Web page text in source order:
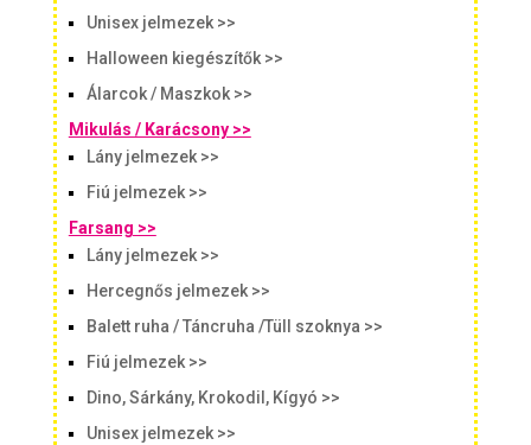
Unisex jelmezek >>
Halloween kiegészítők >>
Álarcok / Maszkok >>
Mikulás / Karácsony >>
Lány jelmezek >>
Fiú jelmezek >>
Farsang >>
Lány jelmezek >>
Hercegnős jelmezek >>
Balett ruha / Táncruha /Tüll szoknya >>
Fiú jelmezek >>
Dino, Sárkány, Krokodil, Kígyó >>
Unisex jelmezek >>